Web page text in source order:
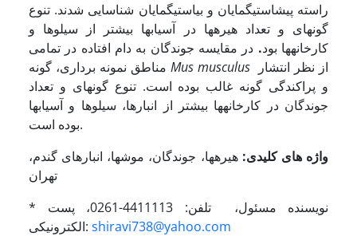
راسته پیش­استیگمایان و بی­استیگمایان شناسایی شدند. تنوع
گونه­ای و تعداد هیره­ها در آسیابها بیشتر از سیلوها و
کارخانه­ها بود. در مقایسه جوندگان به دام افتاده در تمامی
Mus musculus
و پراکندگی گونه غالب بوده است. تنوع گونه­ای و تعداد
جوندگان در کارخانه­ها بیشتر از انبارها، سیلوها و آسیابها
بوده است.
واژه های کلیدی:هیره­ها، جوندگان، موش­ها، انبارهای گندم،
تهران
* نویسنده مسئول، تلفن: 4411113-0261، پست
الکترونیکی: shiravi738@yahoo.com